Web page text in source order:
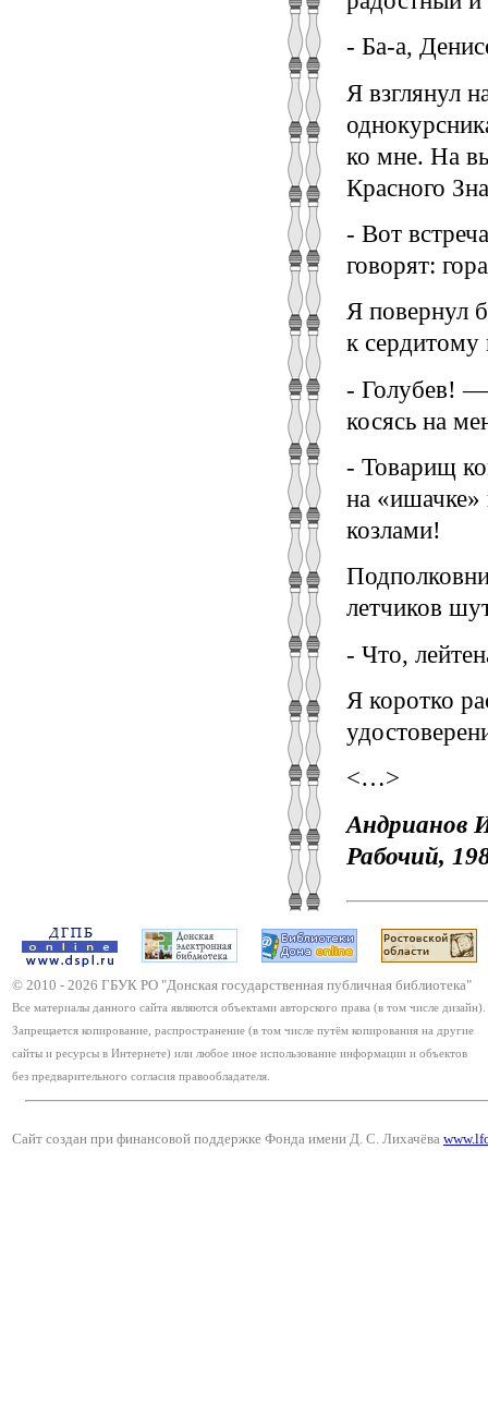
- Ба-а,
Я взглянул
ко мне. На
Красного
- Вот
говорят:
Я повернул
к сердитому
- Голубев! —
косясь на
- Товарищ
на «ишачке»
козлами!
летчиков
- Что,
Я коротко
<…>
Андрианов
Рабочий,
© 2010 - 2026 ГБУК РО "Донская государственная публичная библиотека"
Все материалы данного сайта являются объектами авторского права (в том числе дизайн).
Запрещается копирование, распространение (в том числе путём копирования на другие
сайты и ресурсы в Интернете) или любое иное использование информации и объектов
без предварительного согласия правообладателя.
Сайт создан при финансовой поддержке Фонда имени Д. С. Лихачёва